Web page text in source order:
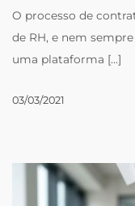
O processo de
de RH, e nem
uma plataforma [...]
03/03/2021